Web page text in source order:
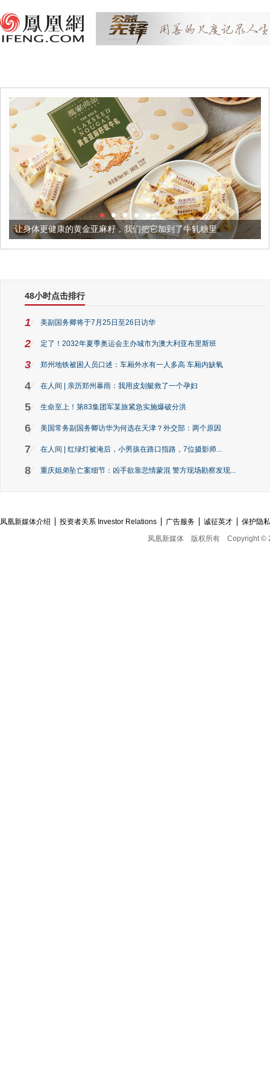
的黄金亚麻籽，我们把它加到了牛轧糖里 被列入佛家七宝
48小时点击排行
1 美副国务卿将于7月25日至26日访华
2 定了！2032年夏季奥运会主办城市为澳大利亚布里斯班
3 郑州地铁被困人员口述：车厢外水有一人多高 车厢内缺氧
4 在人间 | 亲历郑州暴雨：我用皮划艇救了一个孕妇
5 生命至上！第83集团军某旅紧急实施爆破分洪
6 美国常务副国务卿访华为何选在天津？外交部：两个原因
7 在人间 | 红绿灯被淹后，小男孩在路口指路，7位摄影师...
8 重庆姐弟坠亡案细节：凶手欲靠悲情蒙混 警方现场勘察发现...
凤凰新媒体介绍 投资者关系 Investor Relations 广告服务 诚征英才
保护隐
凤凰新媒体
版权所有 Copyright ©